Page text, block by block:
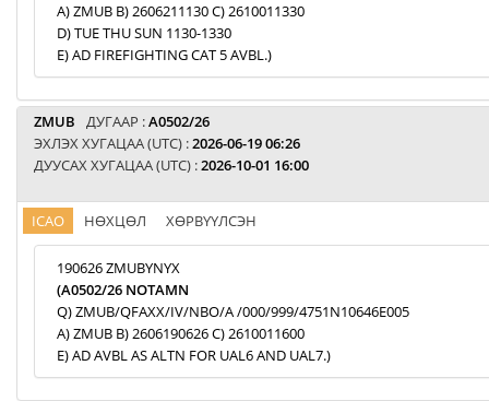
A) ZMUB B) 2606211130 C) 2610011330
D) TUE THU SUN 1130-1330
E) AD FIREFIGHTING CAT 5 AVBL.)
ZMUB ДУГААР :A0502/26
ЭХЛЭХ ХУГАЦАА (UTC) :2026-06-19 06:26
ДУУСАХ ХУГАЦАА (UTC) :2026-10-01 16:00
ICAO НӨХЦӨЛ ХӨРВҮҮЛСЭН
190626 ZMUBYNYX
(A0502/26 NOTAMN
Q) ZMUB/QFAXX/IV/NBO/A /000/999/4751N10646E005
A) ZMUB B) 2606190626 C) 2610011600
E) AD AVBL AS ALTN FOR UAL6 AND UAL7.)